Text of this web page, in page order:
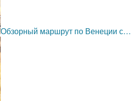
Обзорный маршрут по Венеции с…